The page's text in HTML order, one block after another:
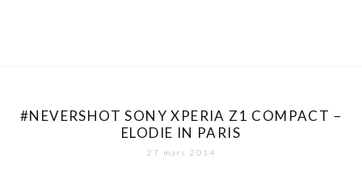
#NEVERSHOT SONY XPERIA Z1 COMPACT –
ELODIE IN PARIS
27 mars 2014